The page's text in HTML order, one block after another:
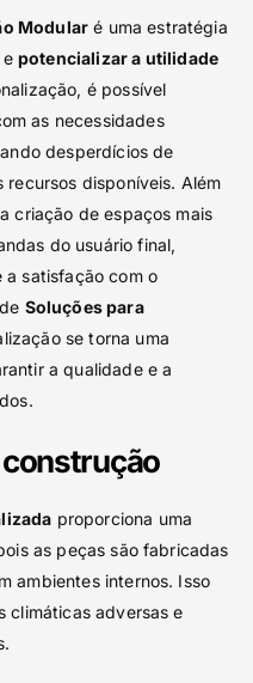
Modular é uma estratégia
e potencializar a utilidade
é possível
as necessidades
desperdícios de
recursos disponíveis. Além
criação de espaços mais
do usuário final,
a satisfação com o
Soluções para
se torna uma
a qualidade e a
proporciona uma
as peças são fabricadas
ambientes internos. Isso
climáticas adversas e